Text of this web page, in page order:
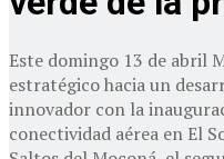
Este domingo 13 de abril
estratégico hacia un
innovador con la
conectividad aérea en El